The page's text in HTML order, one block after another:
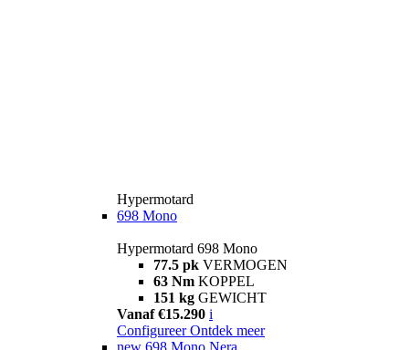
Hypermotard
698 Mono
Hypermotard 698 Mono
77.5 pk VERMOGEN
63 Nm KOPPEL
151 kg GEWICHT
Vanaf €15.290 i
Configureer Ontdek meer
new 698 Mono Nera